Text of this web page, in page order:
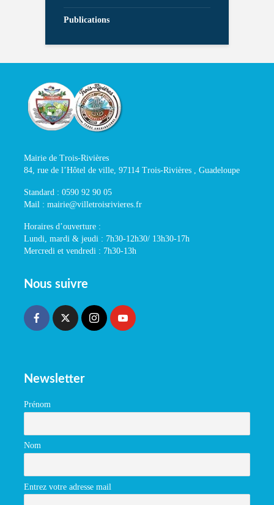
Publications
Mairie de Trois-Rivières
84, rue de l’Hôtel de ville, 97114 Trois-Rivières , Guadeloupe
Standard : 0590 92 90 05
Mail : mairie@villetroisrivieres.fr
Horaires d’ouverture :
Lundi, mardi & jeudi : 7h30-12h30/ 13h30-17h
Mercredi et vendredi : 7h30-13h
Nous suivre
Newsletter
Prénom
Nom
Entrez votre adresse mail